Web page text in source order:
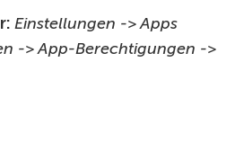
Einstellungen -> Apps
-> App-Berechtigungen ->